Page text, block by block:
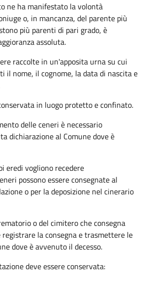
ne ha manifestato la volontà
o, in mancanza, del parente più
più parenti di pari grado, è
assoluta.
raccolte in un'apposita urna su cui
il nome, il cognome, la data di nascita e
in luogo protetto e confinato.
delle ceneri è necessario
dichiarazione al Comune dove è
eredi vogliono recedere
possono essere consegnate al
o per la deposizione nel cinerario
o del cimitero che consegna
la consegna e trasmettere le
dove è avvenuto il decesso.
deve essere conservata: